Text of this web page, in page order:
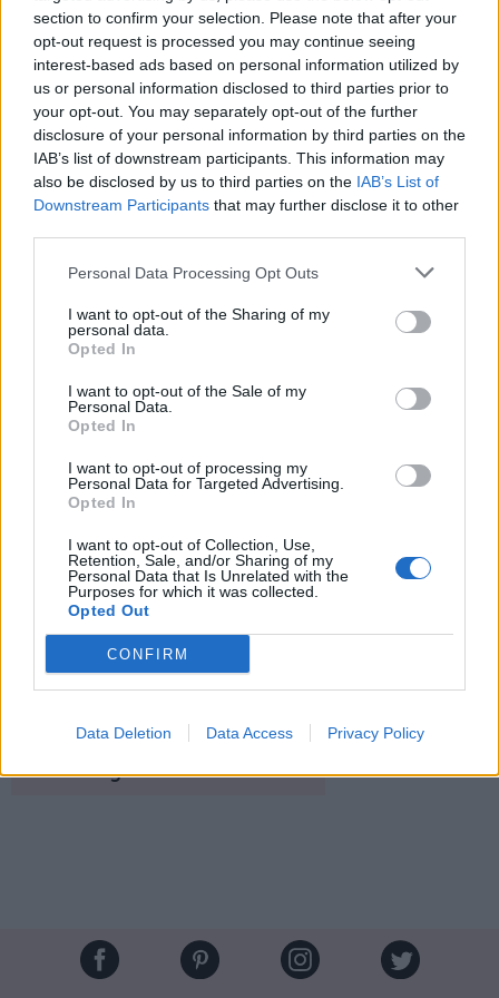
section to confirm your selection. Please note that after your
opt-out request is processed you may continue seeing
interest-based ads based on personal information utilized by
us or personal information disclosed to third parties prior to
your opt-out. You may separately opt-out of the further
disclosure of your personal information by third parties on the
IAB’s list of downstream participants. This information may
also be disclosed by us to third parties on the IAB’s List of
Downstream Participants that may further disclose it to other
Personal Data Processing Opt Outs
I want to opt-out of the Sharing of my
personal data.
Opted In
I want to opt-out of the Sale of my
Personal Data.
Opted In
I want to opt-out of processing my
Personal Data for Targeted Advertising.
Opted In
I want to opt-out of Collection, Use,
Retention, Sale, and/or Sharing of my
Personal Data that Is Unrelated with the
Purposes for which it was collected.
Opted Out
CONFIRM
Data Deletion Data Access Privacy Policy
Et avec deux enfants supplémentaires, voilà qui devrait la
faire arriver au stade des Brangelina…
La course est gagnée ??
Partager sur Facebook